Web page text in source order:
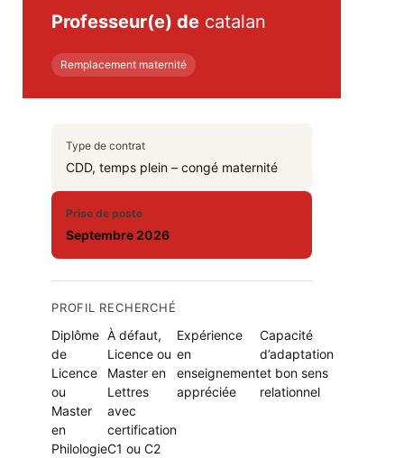
Professeur(e) de catalan
Remplacement maternité
Type de contrat
CDD, temps plein – congé maternité
Prise de poste
Septembre 2026
PROFIL RECHERCHÉ
Diplôme
de
Licence
ou
Master
en
Philologie
À défaut,
Licence ou
Master en
Lettres
avec
certification
C1 ou C2
Expérience
en
enseignement
appréciée
Capacité
d’adaptation
et bon sens
relationnel